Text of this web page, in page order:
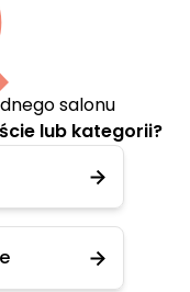
salonu
lub kategorii?